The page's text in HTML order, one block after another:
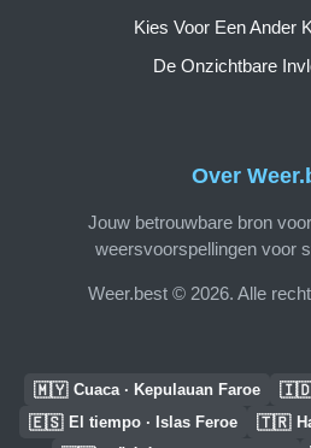
Over
Jouw betrouwbare bron
weersvoorspellingen voor
Weer.best © 2026. Alle
Kies Voor Een Ander
De Onzichtbare
🇲🇾 Cuaca · Kepulauan Faroe
🇪🇸 El tiempo · Islas Feroe 🇹🇷